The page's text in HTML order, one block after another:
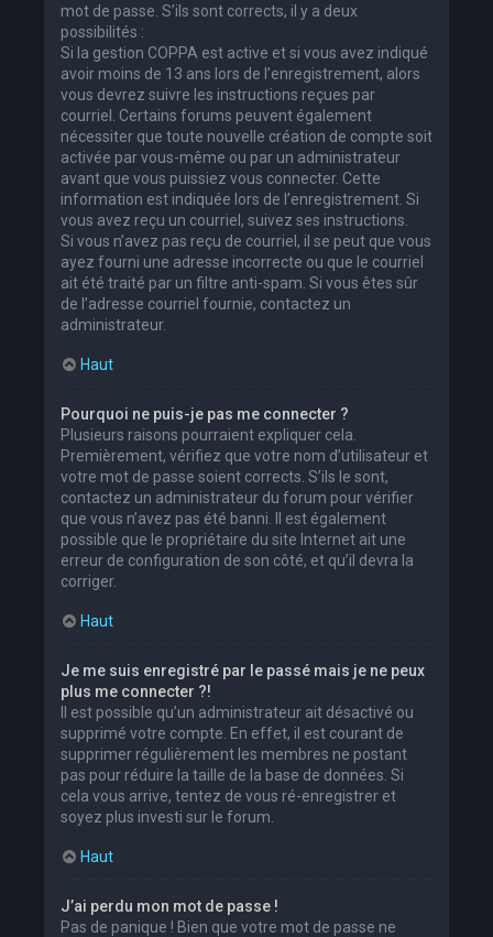
mot de passe. S’ils sont corrects, il y a deux
possibilités :
Si la gestion COPPA est active et si vous avez indiqué
avoir moins de 13 ans lors de l’enregistrement, alors
vous devrez suivre les instructions reçues par
courriel. Certains forums peuvent également
nécessiter que toute nouvelle création de compte soit
activée par vous-même ou par un administrateur
avant que vous puissiez vous connecter. Cette
information est indiquée lors de l’enregistrement. Si
vous avez reçu un courriel, suivez ses instructions.
Si vous n’avez pas reçu de courriel, il se peut que vous
ayez fourni une adresse incorrecte ou que le courriel
ait été traité par un filtre anti-spam. Si vous êtes sûr
de l’adresse courriel fournie, contactez un
administrateur.
Haut
Pourquoi ne puis-je pas me connecter ?
Plusieurs raisons pourraient expliquer cela.
Premièrement, vérifiez que votre nom d’utilisateur et
votre mot de passe soient corrects. S’ils le sont,
contactez un administrateur du forum pour vérifier
que vous n’avez pas été banni. Il est également
possible que le propriétaire du site Internet ait une
erreur de configuration de son côté, et qu’il devra la
corriger.
Haut
Je me suis enregistré par le passé mais je ne peux
plus me connecter ?!
Il est possible qu’un administrateur ait désactivé ou
supprimé votre compte. En effet, il est courant de
supprimer régulièrement les membres ne postant
pas pour réduire la taille de la base de données. Si
cela vous arrive, tentez de vous ré-enregistrer et
soyez plus investi sur le forum.
Haut
J’ai perdu mon mot de passe !
Pas de panique ! Bien que votre mot de passe ne